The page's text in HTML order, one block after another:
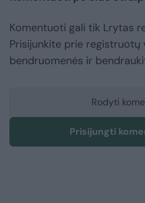
Komentuoti gali tik Lrytas
Prisijunkite prie registruotų
bendruomenės ir
Rodyti
Prisijungti